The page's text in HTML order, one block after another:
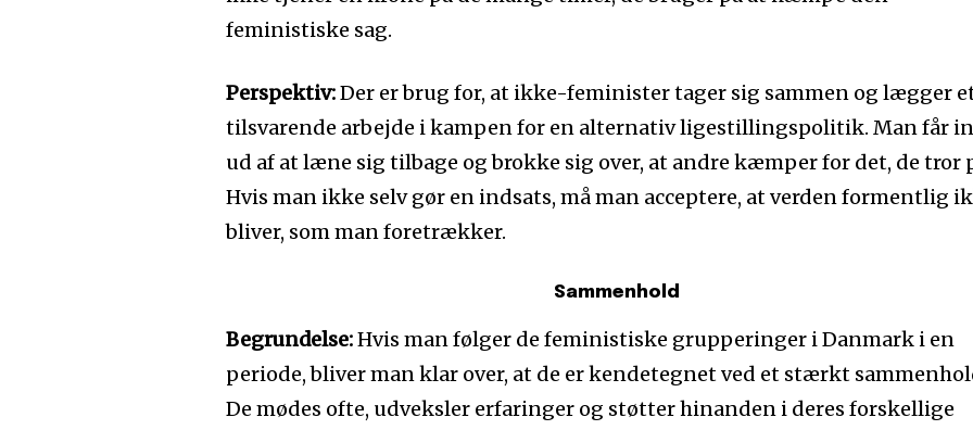
feministiske sag.
Perspektiv:Der er brug for, at ikke-feminister tager sig sammen og lægger
tilsvarende arbejde i kampen for en alternativ ligestillingspolitik. Man får
ud af at læne sig tilbage og brokke sig over, at andre kæmper for det, de tror
Hvis man ikke selv gør en indsats, må man acceptere, at verden formentlig
bliver, som man foretrækker.
Sammenhold
Begrundelse:Hvis man følger de feministiske grupperinger i Danmark i en
periode, bliver man klar over, at de er kendetegnet ved et stærkt
De mødes ofte, udveksler erfaringer og støtter hinanden i deres forskellige